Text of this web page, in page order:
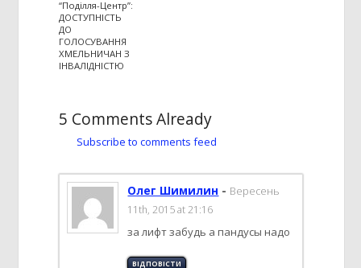
“Поділля-Центр”:
ДОСТУПНІСТЬ
ДО
ГОЛОСУВАННЯ
ХМЕЛЬНИЧАН З
ІНВАЛІДНІСТЮ
5 Comments Already
Subscribe to comments feed
Олег Шимилин - Вересень
11th, 2015 at 21:16
за лифт забудь а пандусы надо
ВІДПОВІCТИ